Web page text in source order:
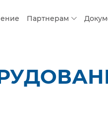
Партнерам